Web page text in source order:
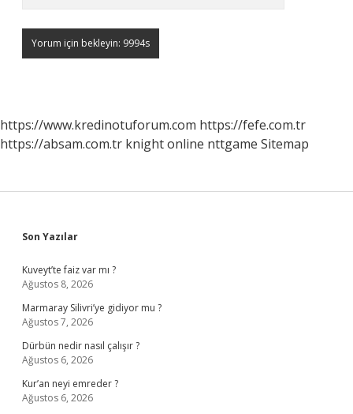
https://www.kredinotuforum.com https://fefe.com.tr
https://absam.com.tr knight online nttgame Sitemap
Sidebar
Son Yazılar
Kuveyt’te faiz var mı ?
Ağustos 8, 2026
Marmaray Silivri’ye gidiyor mu ?
Ağustos 7, 2026
Dürbün nedir nasıl çalışır ?
Ağustos 6, 2026
Kur’an neyi emreder ?
Ağustos 6, 2026